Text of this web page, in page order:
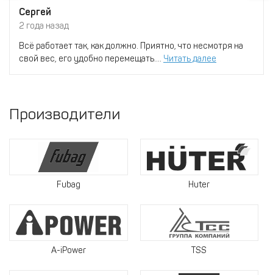
Сергей
2 года назад
Всё работает так, как должно. Приятно, что несмотря на
свой вес, его удобно перемещать.... Читать далее
Производители
Fubag Huter
A-iPower TSS